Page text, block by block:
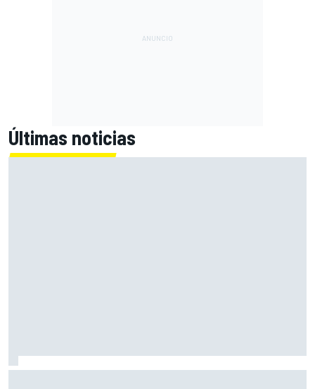
Últimas noticias